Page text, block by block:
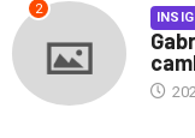
2